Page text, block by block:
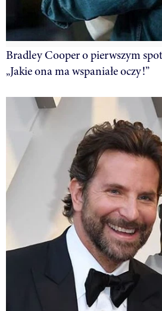
Bradley Cooper o pierwszym
„Jakie ona ma wspaniałe oczy!”